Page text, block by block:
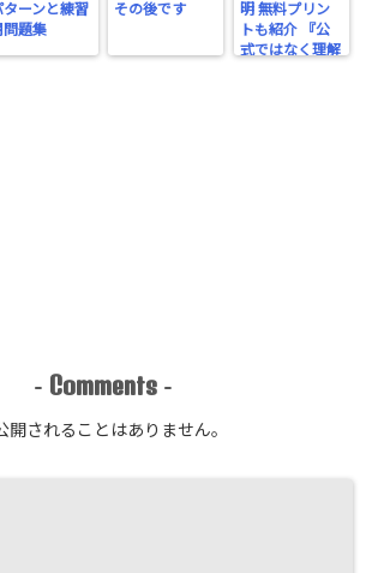
ターンと練習
問題集
その後です
明 無料プリン
トも紹介 『公
式ではなく理解
- Comments -
開されることはありません。